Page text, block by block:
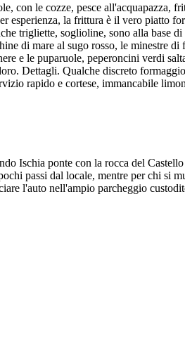
con le cozze, pesce all'acquapazza,
la frittura è il vero piatto
trigliette, soglioline, sono alla base
di mare al sugo rosso, le minestre
e le puparuole, peperoncini verdi
Dettagli. Qualche discreto
rapido e cortese, immancabile
Ischia ponte con la rocca del
passi dal locale, mentre per chi si
l'auto nell'ampio parcheggio